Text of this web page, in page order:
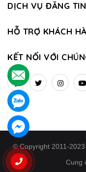
DỊCH VỤ ĐĂNG TIN
HỖ TRỢ KHÁCH
KẾT NỐI VỚI
© Copyright 2011-
Cung
.
.
.